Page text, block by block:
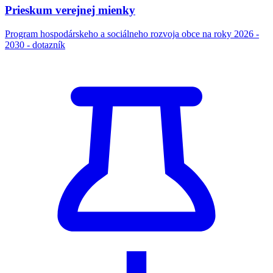
Prieskum verejnej mienky
Program hospodárskeho a sociálneho rozvoja obce na roky 2026 -
2030 - dotazník